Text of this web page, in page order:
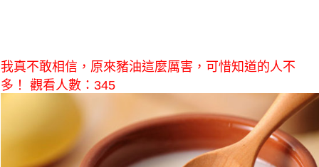
我真不敢相信，原來豬油這麼厲害，可惜知道的人不
多！ 觀看人數：345